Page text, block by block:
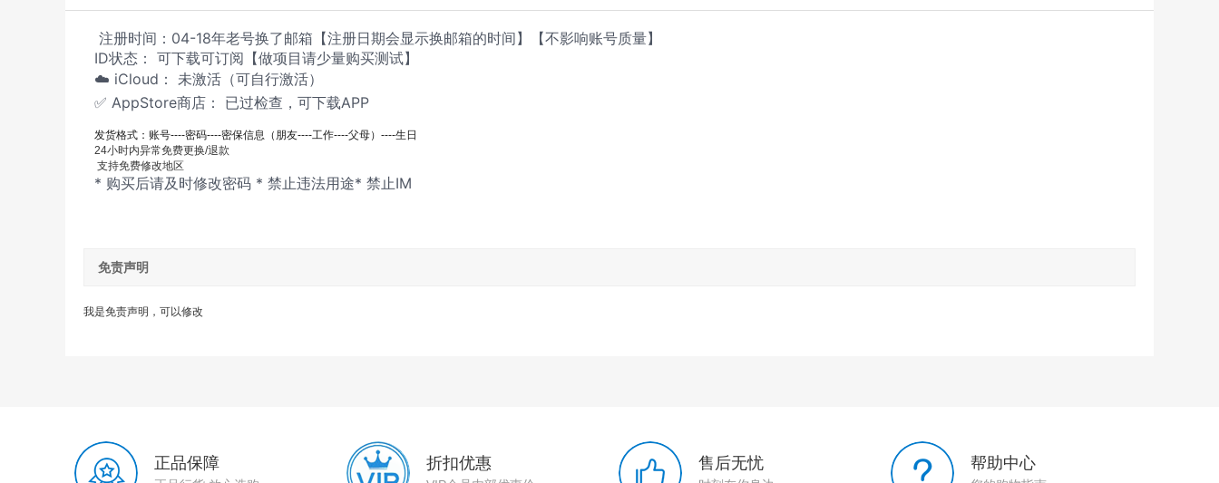
注册时间：04-18年老号换了邮箱【注册日期会显示换邮箱的时间】【不影响账号质量】
ID状态： 可下载可订阅【做项目请少量购买测试】
☁️ iCloud： 未激活（可自行激活）
✅ AppStore商店： 已过检查，可下载APP
发货格式：账号----密码----密保信息（ 朋友----工作----父母）----生日
24小时内异常免费更换/退款
支持免费修改地区
* 购买后请及时修改密码 * 禁止违法用途* 禁止IM
免责声明
我是免责声明，可以修改
正品保障 折扣优惠 售后无忧 帮助中心